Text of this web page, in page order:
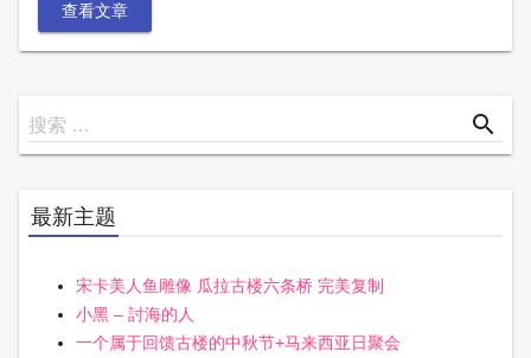
查看文章
搜
索
搜索 … search
最新主题
宋卡美人鱼雕像 瓜拉古楼六条桥 完美复制
小黑 – 討海的人
一个属于回馈古楼的中秋节+马来西亚日聚会